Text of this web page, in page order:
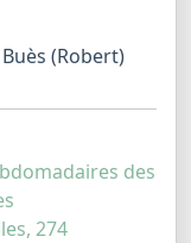
Buès (Robert)
des
274